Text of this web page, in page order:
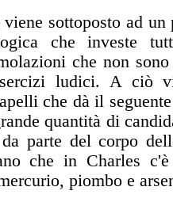
sottoposto ad un
che investe
che non
ludici. A ciò
che dà il
quantità di
parte del corpo
che in Charles
piombo e